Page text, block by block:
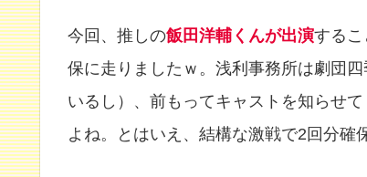
今回、推しの飯田洋輔くんが出演する
保に走りましたｗ。浅利事務所は劇団
いるし）、前もってキャストを知らせ
よね。とはいえ、結構な激戦で2回分確